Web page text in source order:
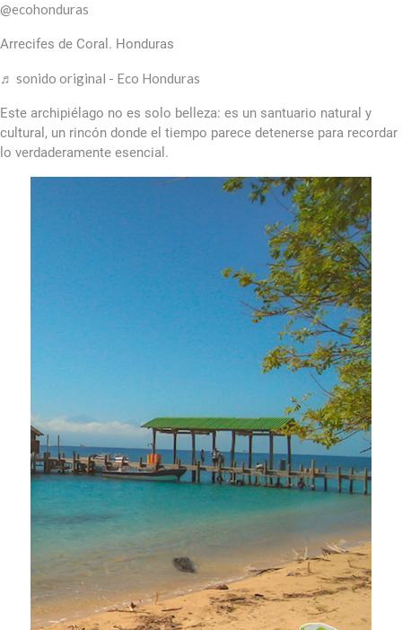
@ecohonduras
Arrecifes de Coral. Honduras
♬ sonido original - Eco Honduras
Este archipiélago no es solo belleza: es un santuario natural y
cultural, un rincón donde el tiempo parece detenerse para recordar
lo verdaderamente esencial.